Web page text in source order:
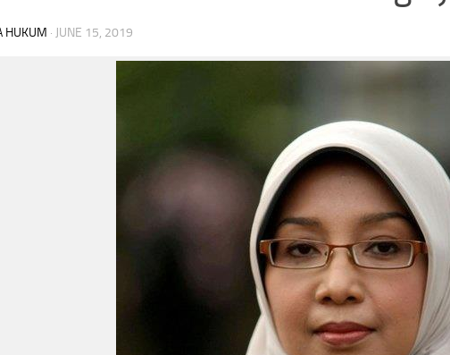
HUKUM · JUNE 15, 2019